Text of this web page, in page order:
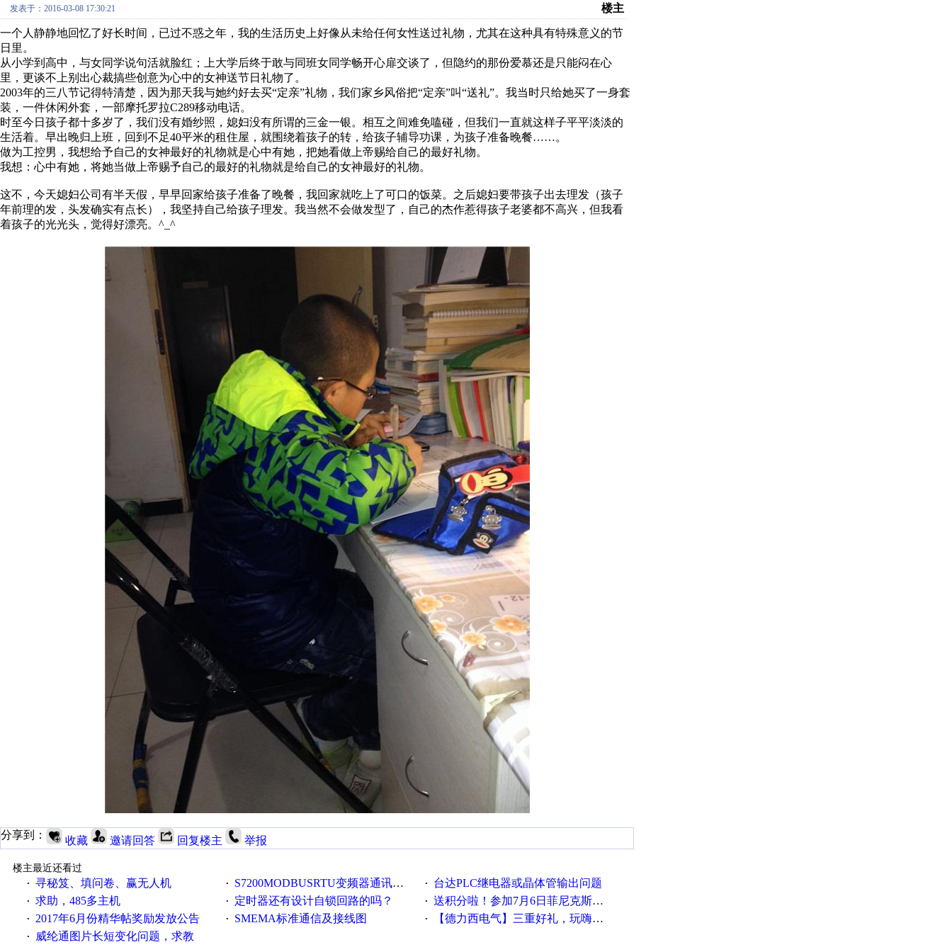
发表于：2016-03-08 17:30:21 楼主
一个人静静地回忆了好长时间，已过不惑之年，我的生活历史上好像从未给任何女性送过礼物，尤其在这种具有特殊意义的节
日里。
从小学到高中，与女同学说句活就脸红；上大学后终于敢与同班女同学畅开心扉交谈了，但隐约的那份爱慕还是只能闷在心
里，更谈不上别出心裁搞些创意为心中的女神送节日礼物了。
2003年的三八节记得特清楚，因为那天我与她约好去买“定亲”礼物，我们家乡风俗把“定亲”叫“送礼”。我当时只给她买了一身套
装，一件休闲外套，一部摩托罗拉C289移动电话。
时至今日孩子都十多岁了，我们没有婚纱照，媳妇没有所谓的三金一银。相互之间难免嗑碰，但我们一直就这样子平平淡淡的
生活着。早出晚归上班，回到不足40平米的租住屋，就围绕着孩子的转，给孩子辅导功课，为孩子准备晚餐……。
做为工控男，我想给予自己的女神最好的礼物就是心中有她，把她看做上帝赐给自己的最好礼物。
我想：心中有她，将她当做上帝赐予自己的最好的礼物就是给自己的女神最好的礼物。
这不，今天媳妇公司有半天假，早早回家给孩子准备了晚餐，我回家就吃上了可口的饭菜。之后媳妇要带孩子出去理发（孩子
年前理的发，头发确实有点长），我坚持自己给孩子理发。我当然不会做发型了，自己的杰作惹得孩子老婆都不高兴，但我看
着孩子的光光头，觉得好漂亮。^_^
分享到： 收藏 邀请回答 回复楼主 举报
楼主最近还看过
· 寻秘笈、填问卷、赢无人机 · S7200MODBUSRTU变频器通讯求助！ · 台达PLC继电器或晶体管输出问题
· 求助，485多主机 · 定时器还有设计自锁回路的吗？ · 送积分啦！参加7月6日菲尼克斯在线研讨会即得
· 2017年6月份精华帖奖励发放公告 · SMEMA标准通信及接线图 · 【德力西电气】三重好礼，玩嗨夏日！
· 威纶通图片长短变化问题，求教